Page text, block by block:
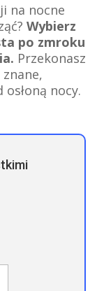
na nocne
Wybierz
po zmroku
Przekonasz
nocy.